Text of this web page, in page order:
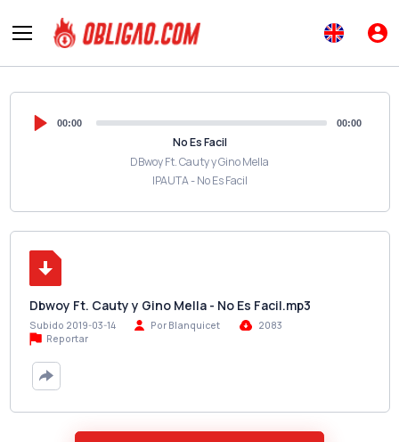
00:00 00:00
No Es Facil
DBwoy Ft. Cauty y Gino Mella
IPAUTA - No Es Facil
Dbwoy Ft. Cauty y Gino Mella - No Es Facil.mp3
Subido 2019-03-14 Por Blanquicet
2083
Reportar